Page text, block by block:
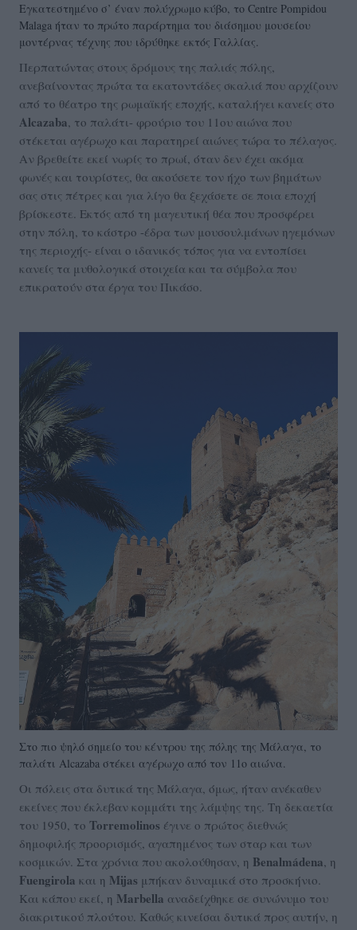
Εγκατεστημένο σ’ έναν πολύχρωμο κύβο, το Centre Pompidou
Malaga ήταν το πρώτο παράρτημα του διάσημου μουσείου
μοντέρνας τέχνης που ιδρύθηκε εκτός Γαλλίας.
Περπατώντας στους δρόμους της παλιάς πόλης,
ανεβαίνοντας πρώτα τα εκατοντάδες σκαλιά που αρχίζουν
από το θέατρο της ρωμαϊκής εποχής, καταλήγει κανείς στο
Alcazaba, το παλάτι- φρούριο του 11ου αιώνα που
στέκεται αγέρωχο και παρατηρεί αιώνες τώρα το πέλαγος.
Αν βρεθείτε εκεί νωρίς το πρωί, όταν δεν έχει ακόμα
φωνές και τουρίστες, θα ακούσετε τον ήχο των βημάτων
σας στις πέτρες και για λίγο θα ξεχάσετε σε ποια εποχή
βρίσκεστε. Εκτός από τη μαγευτική θέα που προσφέρει
στην πόλη, το κάστρο -έδρα των μουσουλμάνων ηγεμόνων
της περιοχής- είναι ο ιδανικός τόπος για να εντοπίσει
κανείς τα μυθολογικά στοιχεία και τα σύμβολα που
επικρατούν στα έργα του Πικάσο.
Στο πιο ψηλό σημείο του κέντρου της πόλης της Μάλαγα, το
παλάτι Alcazaba στέκει αγέρωχο από τον 11ο αιώνα.
Οι πόλεις στα δυτικά της Μάλαγα, όμως, ήταν ανέκαθεν
εκείνες που έκλεβαν κομμάτι της λάμψης της. Τη δεκαετία
του 1950, το Torremolinos έγινε ο πρώτος διεθνώς
δημοφιλής προορισμός, αγαπημένος των σταρ και των
κοσμικών. Στα χρόνια που ακολούθησαν, η Benalmádena , η
Fuengirola και η Mijas μπήκαν δυναμικά στο προσκήνιο.
Και κάπου εκεί, η Marbella αναδείχθηκε σε συνώνυμο του
διακριτικού πλούτου. Καθώς κινείσαι δυτικά προς αυτήν, η